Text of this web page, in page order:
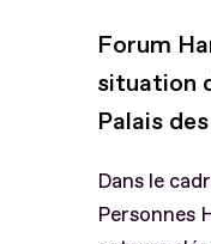
Forum
situation
Palais
Dans le
Personnes